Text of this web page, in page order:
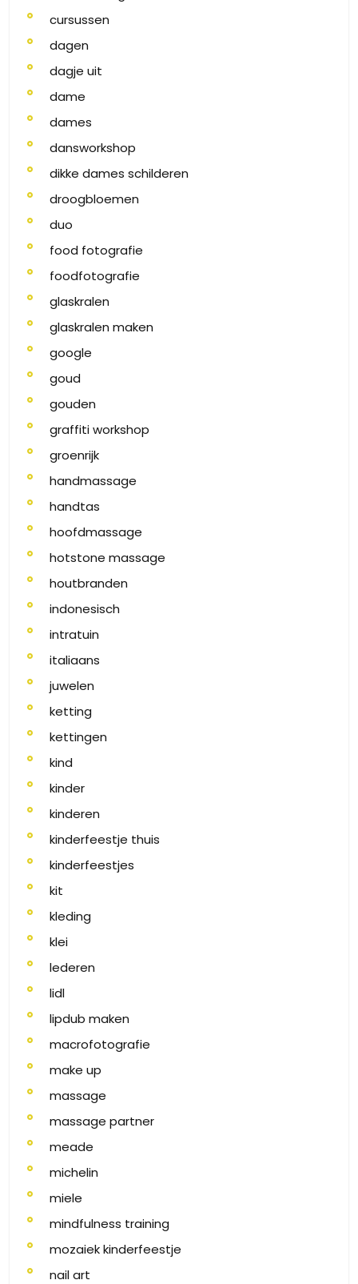
cursussen
dagen
dagje uit
dame
dames
dansworkshop
dikke dames schilderen
droogbloemen
duo
food fotografie
foodfotografie
glaskralen
glaskralen maken
google
goud
gouden
graffiti workshop
groenrijk
handmassage
handtas
hoofdmassage
hotstone massage
houtbranden
indonesisch
intratuin
italiaans
juwelen
ketting
kettingen
kind
kinder
kinderen
kinderfeestje thuis
kinderfeestjes
kit
kleding
klei
lederen
lidl
lipdub maken
macrofotografie
make up
massage
massage partner
meade
michelin
miele
mindfulness training
mozaiek kinderfeestje
nail art